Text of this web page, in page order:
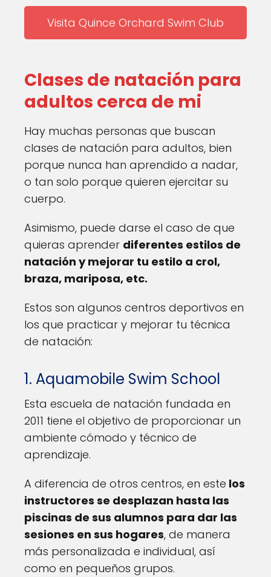
Visita Quince Orchard Swim Club
Clases de natación para
adultos cerca de mi
Hay muchas personas que buscan
clases de natación para adultos, bien
porque nunca han aprendido a nadar,
o tan solo porque quieren ejercitar su
cuerpo.
Asimismo, puede darse el caso de que
quieras aprender diferentes estilos de
natación y mejorar tu estilo a crol,
braza, mariposa, etc.
Estos son algunos centros deportivos en
los que practicar y mejorar tu técnica
de natación:
1. Aquamobile Swim School
Esta escuela de natación fundada en
2011 tiene el objetivo de proporcionar un
ambiente cómodo y técnico de
aprendizaje.
A diferencia de otros centros, en este los
instructores se desplazan hasta las
piscinas de sus alumnos para dar las
sesiones en sus hogares, de manera
más personalizada e individual, así
como en pequeños grupos.